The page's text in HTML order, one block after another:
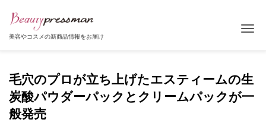
美容やコスメの新商品情報をお届け
毛穴のプロが立ち上げたエスティームの生
炭酸パウダーパックとクリームパックが一
般発売